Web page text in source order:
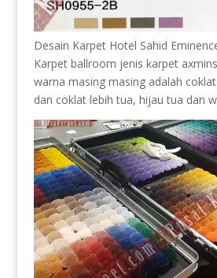
Desain Karpet Hotel Sahid
Karpet ballroom jenis karpet
warna masing masing adalah
dan coklat lebih tua, hijau tua dan